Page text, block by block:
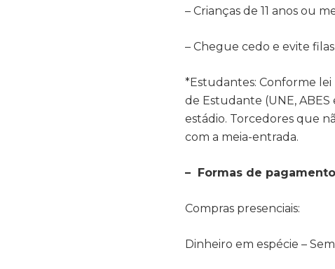
– Crianças de 11 anos ou
– Chegue cedo e evite
*Estudantes: Conforme lei
de Estudante (UNE,
estádio. Torcedores que
com a meia-entrada.
– Formas de
Compras presenciais:
Dinheiro em espécie –